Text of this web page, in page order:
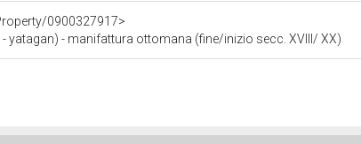
0900327917>
yatagan) - manifattura ottomana (fine/inizio secc. XVIII/ XX)